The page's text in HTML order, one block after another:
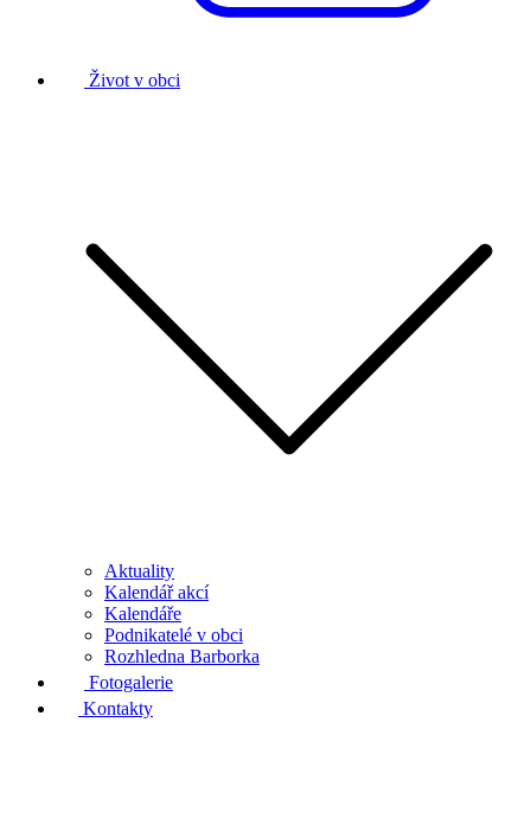
Život v obci
Aktuality
Kalendář akcí
Kalendáře
Podnikatelé v obci
Rozhledna Barborka
Fotogalerie
Kontakty